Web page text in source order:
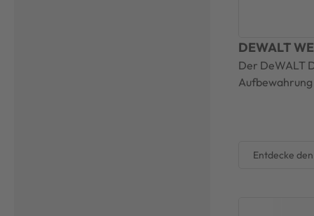
DEWALT
Der DeWALT
Entdecke